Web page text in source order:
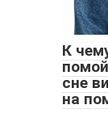
К
сне
на